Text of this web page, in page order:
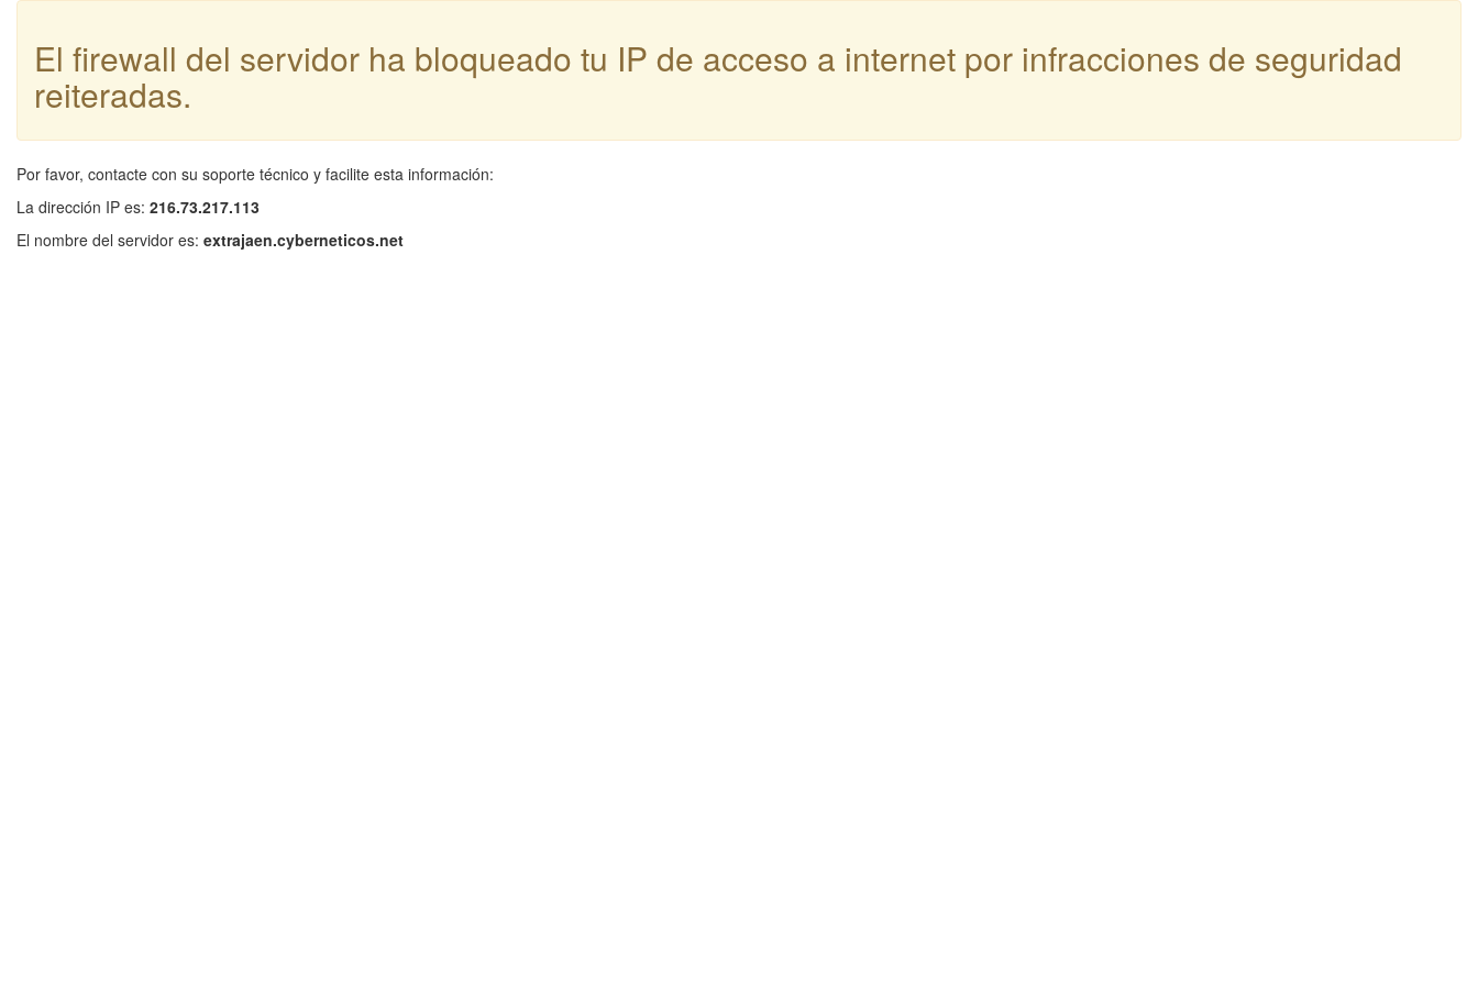
El firewall del servidor ha bloqueado tu IP de acceso a internet por infracciones de seguridad
reiteradas.
Por favor, contacte con su soporte técnico y facilite esta información:
La dirección IP es: 216.73.217.113
El nombre del servidor es: extrajaen.cyberneticos.net